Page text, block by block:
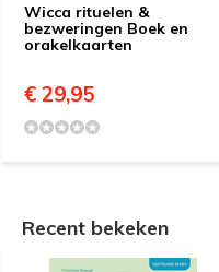
Wicca rituelen &
bezweringen Boek en
orakelkaarten
€ 29,95
Recent bekeken